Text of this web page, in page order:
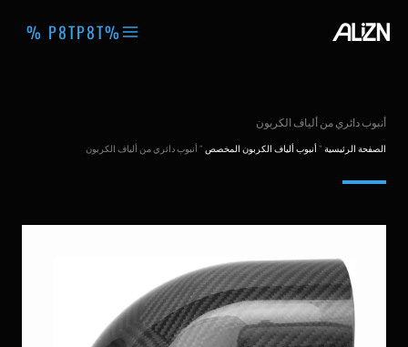
%P8TP8T %
أنبوب دائري من ألياف الكربون
الصفحة الرئيسية " أنبوب ألياف الكربون المخصص " أنبوب دائري من ألياف الكربون